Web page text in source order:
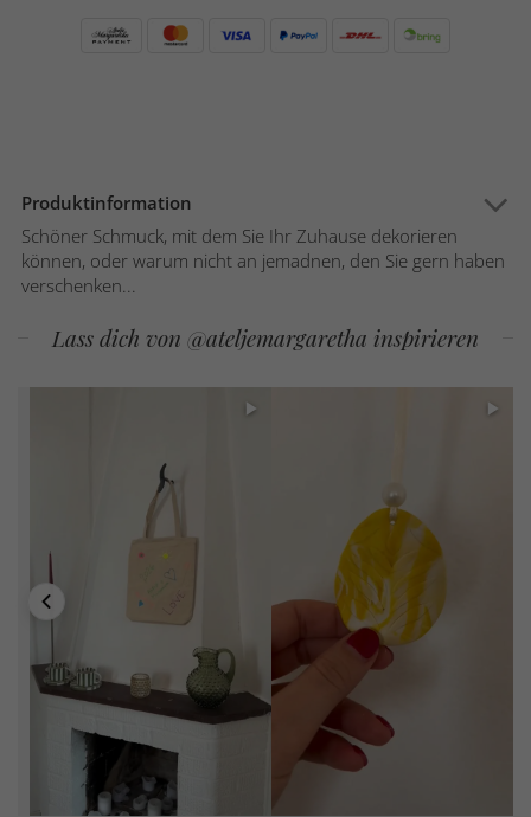
Produktinformation
Schöner Schmuck, mit dem Sie Ihr Zuhause dekorieren
können, oder warum nicht an jemadnen, den Sie gern haben
verschenken...
Lass dich von @ateljemargaretha inspirieren